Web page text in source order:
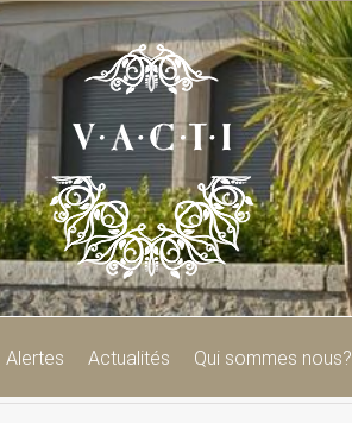
Alertes Actualités Qui sommes nous?